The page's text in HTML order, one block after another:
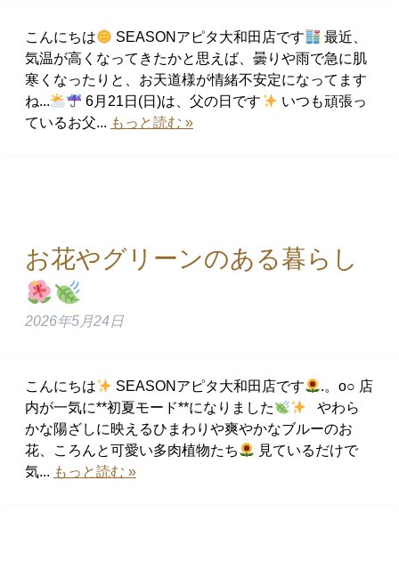
こんにちは SEASONアピタ大和田店です
最近、
気温が高くなってきたかと思えば、曇りや雨で急に肌
寒くなったりと、お天道様が情緒不安定になってます
ね...
6月21日(日)は、父の日です
いつも頑張っ
ているお父... もっと読む »
お花やグリーンのある暮らし
2026年5月24日
こんにちは SEASONアピタ大和田店です
.。o○ 店
内が一気に**初夏モード**になりました
やわら
かな陽ざしに映えるひまわりや爽やかなブルーのお
花、ころんと可愛い多肉植物たち
見ているだけで
気... もっと読む »